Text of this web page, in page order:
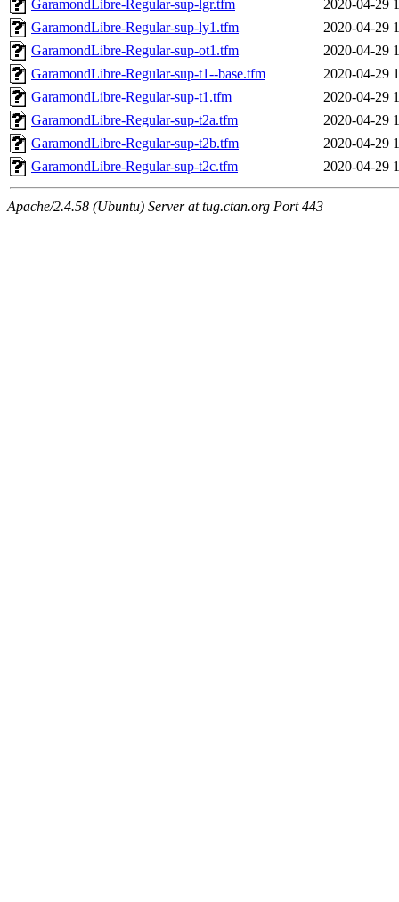
GaramondLibre-Regular-sup-lgr.tfm
2020-04-29
GaramondLibre-Regular-sup-ly1.tfm
2020-04-29
GaramondLibre-Regular-sup-ot1.tfm
2020-04-29
GaramondLibre-Regular-sup-t1--base.tfm
2020-04-29
GaramondLibre-Regular-sup-t1.tfm
2020-04-29
GaramondLibre-Regular-sup-t2a.tfm
2020-04-29
GaramondLibre-Regular-sup-t2b.tfm
2020-04-29
GaramondLibre-Regular-sup-t2c.tfm
2020-04-29
Apache/2.4.58 (Ubuntu) Server at tug.ctan.org Port 443